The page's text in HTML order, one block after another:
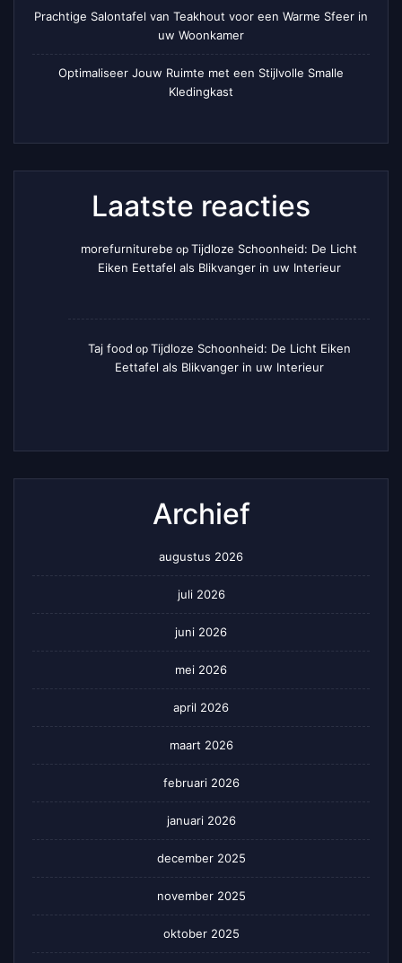
Prachtige Salontafel van Teakhout voor een Warme Sfeer in
uw Woonkamer
Optimaliseer Jouw Ruimte met een Stijlvolle Smalle
Kledingkast
Laatste reacties
morefurniturebe op Tijdloze Schoonheid: De Licht
Eiken Eettafel als Blikvanger in uw Interieur
Taj food op Tijdloze Schoonheid: De Licht Eiken
Eettafel als Blikvanger in uw Interieur
Archief
augustus 2026
juli 2026
juni 2026
mei 2026
april 2026
maart 2026
februari 2026
januari 2026
december 2025
november 2025
oktober 2025